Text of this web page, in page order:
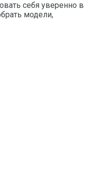
себя уверенно в
модели,